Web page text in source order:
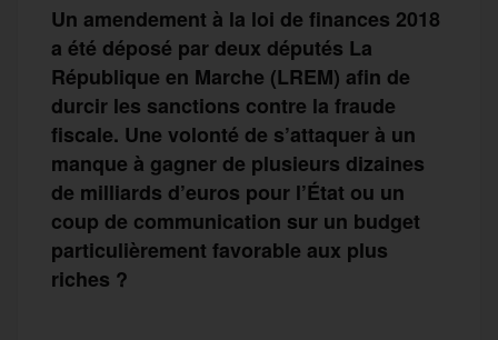
Un amendement à la loi de finances 2018
a été déposé par deux députés La
République en Marche (LREM) afin de
durcir les sanctions contre la fraude
fiscale. Une volonté de s’attaquer à un
manque à gagner de plusieurs dizaines
de milliards d’euros pour l’État ou un
coup de communication sur un budget
particulièrement favorable aux plus
riches ?